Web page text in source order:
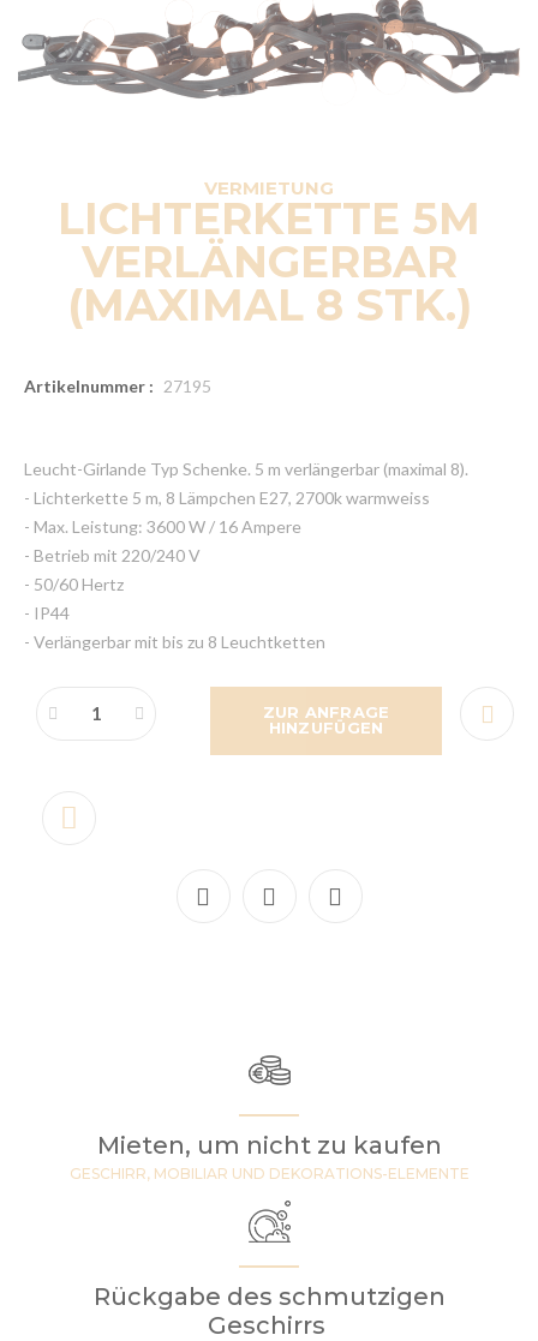
VERMIETUNG
LICHTERKETTE 5M
VERLÄNGERBAR
(MAXIMAL 8 STK.)
Artikelnummer : 27195
Leucht-Girlande Typ Schenke. 5 m verlängerbar (maximal 8).
- Lichterkette 5 m, 8 Lämpchen E27, 2700k warmweiss
- Max. Leistung: 3600 W / 16 Ampere
- Betrieb mit 220/240 V
- 50/60 Hertz
- IP44
- Verlängerbar mit bis zu 8 Leuchtketten
ZUR ANFRAGE
HINZUFÜGEN
Mieten, um nicht zu kaufen
GESCHIRR, MOBILIAR UND DEKORATIONS-ELEMENTE
Rückgabe des schmutzigen
Geschirrs